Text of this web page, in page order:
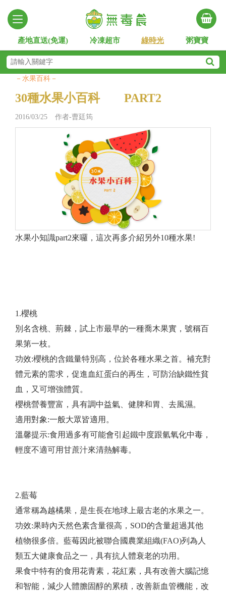
產地直送(免運) 冷凍超市 綠時光 粥寶寶
－水果百科－
30種水果小百科 PART2
2016/03/25 作者-曹廷筠
水果小知識part2來囉，這次再多介紹另外10種水果!
1.櫻桃
別名含桃、荊棘，試上市最早的一種喬木果實，號稱百
果第一枝。
功效:櫻桃的含鐵量特別高，位於各種水果之首。補充對
體元素的需求，促進血紅蛋白的再生，可防治缺鐵性貧
血，又可增強體質。
櫻桃營養豐富，具有調中益氣、健脾和胃、去風濕。
適用對象:一般大眾皆適用。
溫馨提示:食用過多有可能會引起鐵中度跟氫氧化中毒，
輕度不適可用甘蔗汁來清熱解毒。
2.藍莓
通常稱為越橘果，是生長在地球上最古老的水果之一。
功效:果時內天然色素含量很高，SOD的含量超過其他
植物很多倍。藍莓因此被聯合國農業組織(FAO)列為人
類五大健康食品之一，具有抗人體衰老的功用。
果食中特有的食用花青素，花紅素，具有改善大腦記憶
和智能，減少人體膽固醇的累積，改善新血管機能，改